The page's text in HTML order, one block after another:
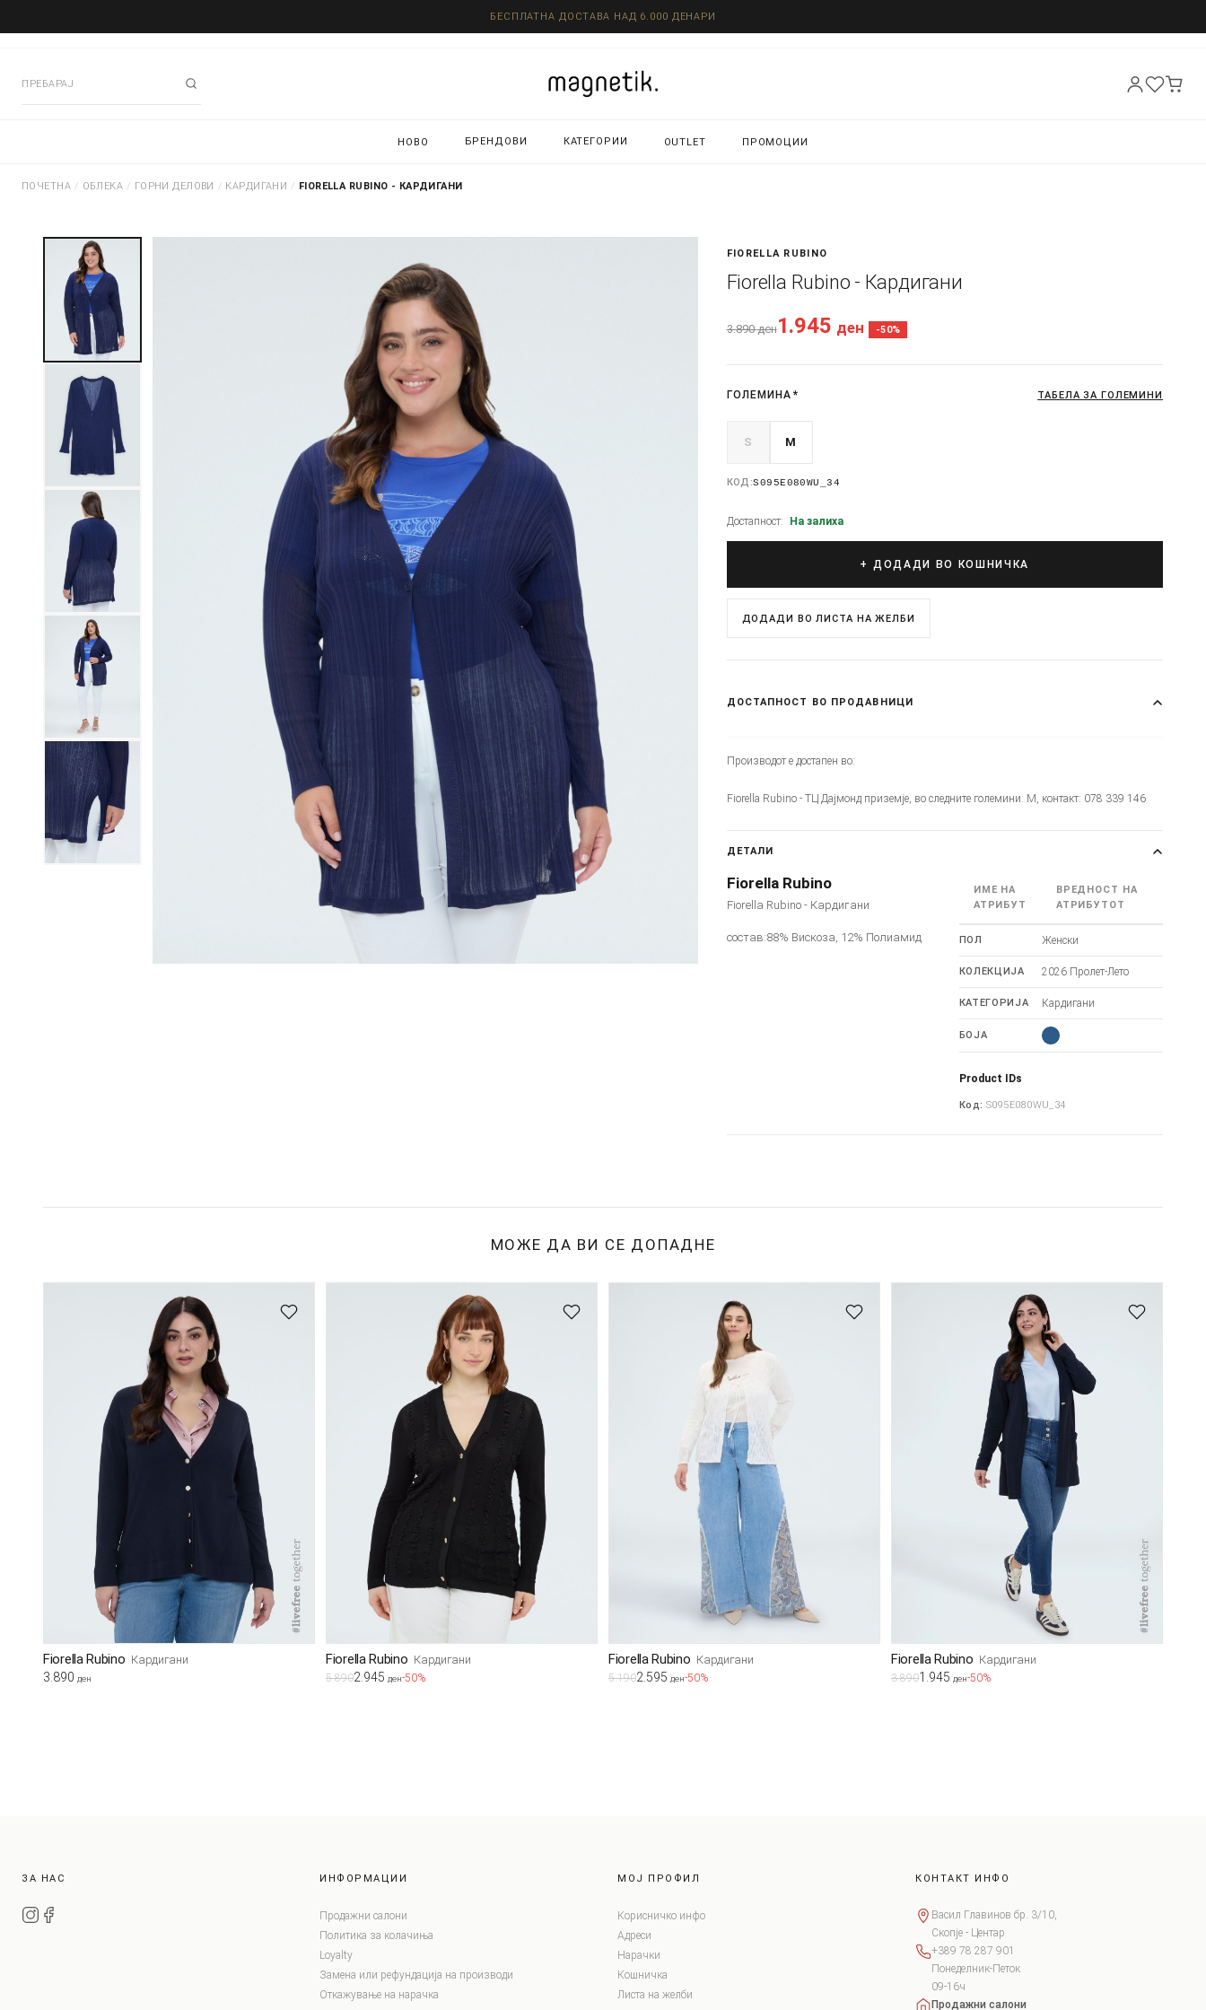
БЕСПЛАТНА ДОСТАВА НАД 6.000 ДЕНАРИ
НОВО БРЕНДОВИ КАТЕГОРИИ OUTLET ПРОМОЦИИ
ПОЧЕТНА / ОБЛЕКА / ГОРНИ ДЕЛОВИ / КАРДИГАНИ / FIORELLA RUBINO - КАРДИГАНИ
FIORELLA RUBINO
Fiorella Rubino - Кардигани
3.890ден1.945 ден -50%
ГОЛЕМИНА * ТАБЕЛА ЗА ГОЛЕМИНИ
S M
КОД:S095E080WU_34
Достапност: На залиха
+ ДОДАДИ ВО КОШНИЧКА
ДОДАДИ ВО ЛИСТА НА ЖЕЛБИ
ДОСТАПНОСТ ВО ПРОДАВНИЦИ
Производот е достапен во:
Fiorella Rubino - ТЦ Дајмонд приземје, во следните големини: M, контакт: 078 339 146
ДЕТАЛИ
Fiorella Rubino
Fiorella Rubino - Кардигани
состав:88% Вискоза, 12% Полиамид
ИМЕ НА
АТРИБУТ
ВРЕДНОСТ НА
АТРИБУТОТ
ПОЛ Женски
КОЛЕКЦИЈА 2026 Пролет-Лето
КАТЕГОРИЈА Кардигани
БОЈА
Product IDs
Код: S095E080WU_34
МОЖЕ ДА ВИ СЕ ДОПАДНЕ
Fiorella Rubino Кардигани
3.890 ден
Fiorella Rubino Кардигани
5.8902.945 ден-50%
Fiorella Rubino Кардигани
5.1902.595 ден-50%
Fiorella Rubino Кардигани
3.8901.945 ден-50%
ЗА НАС ИНФОРМАЦИИ
Продажни салони
Политика за колачиња
Loyalty
Замена или рефундација на производи
Откажување на нарачка
МОЈ ПРОФИЛ
Корисничко инфо
Адреси
Нарачки
Кошничка
Листа на желби
КОНТАКТ ИНФО
Васил Главинов бр. 3/10,
Скопје - Центар
+389 78 287 901
Понеделник-Петок
09-16ч
Продажни салони